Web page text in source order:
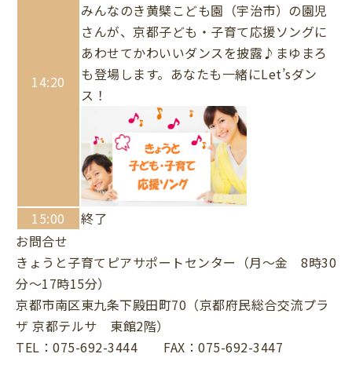
14:20
みんなのき黄檗こども園（宇治市）の園児
さんが、京都子ども・子育て応援ソングに
あわせてかわいいダンスを披露♪まゆまろ
も登場します。あなたも一緒にLet’sダン
ス！
15:00
終了
お問合せ
きょうと子育てピアサポートセンター（月～金 8時30
分～17時15分）
京都市南区東九条下殿田町70（京都府民総合交流プラ
ザ 京都テルサ 東館2階）
TEL：075-692-3444 FAX：075-692-3447